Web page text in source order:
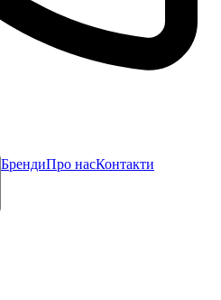
БрендиПро насКонтакти